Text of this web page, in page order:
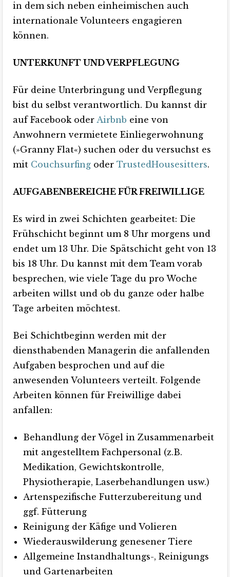
in dem sich neben einheimischen auch
internationale Volunteers engagieren
können.
UNTERKUNFT UND VERPFLEGUNG
Für deine Unterbringung und Verpflegung
bist du selbst verantwortlich. Du kannst dir
auf Facebook oderAirbnb eine von
Anwohnern vermietete Einliegerwohnung
(»Granny Flat«) suchen oder du versuchst es
mit Couchsurfing oderTrustedHousesitters.
AUFGABENBEREICHE FÜR FREIWILLIGE
Es wird in zwei Schichten gearbeitet: Die
Frühschicht beginnt um 8 Uhr morgens und
endet um 13 Uhr. Die Spätschicht geht von 13
bis 18 Uhr. Du kannst mit dem Team vorab
besprechen, wie viele Tage du pro Woche
arbeiten willst und ob du ganze oder halbe
Tage arbeiten möchtest.
Bei Schichtbeginn werden mit der
diensthabenden Managerin die anfallenden
Aufgaben besprochen und auf die
anwesenden Volunteers verteilt. Folgende
Arbeiten können für Freiwillige dabei
anfallen:
Behandlung der Vögel in Zusammenarbeit
mit angestelltem Fachpersonal (z.B.
Medikation, Gewichtskontrolle,
Physiotherapie, Laserbehandlungen usw.)
Artenspezifische Futterzubereitung und
ggf. Fütterung
Reinigung der Käfige und Volieren
Wiederauswilderung genesener Tiere
Allgemeine Instandhaltungs-, Reinigungs
und Gartenarbeiten